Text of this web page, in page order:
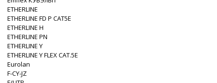
ETHERLINE
ETHERLINE FD P CAT5E
ETHERLINE H
ETHERLINE PN
ETHERLINE Y
ETHERLINE Y FLEX CAT.5E
Eurolan
F-CY-JZ